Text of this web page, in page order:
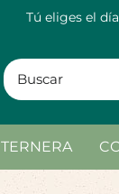
Tú eliges el
TERNERA